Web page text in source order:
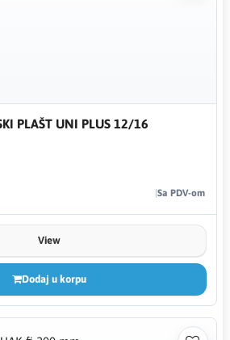
PLAŠT UNI PLUS 12/16
Sa PDV-om
View
Dodaj u korpu